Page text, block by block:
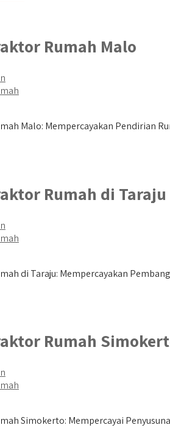
Rumah Malo
Malo: Mempercayakan Pendirian
Rumah di Taraju
di Taraju: Mempercayakan
Rumah
Simokerto: Mempercayai